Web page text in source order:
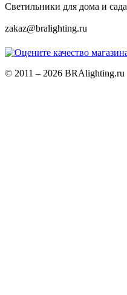
Светильники для дома и сада
zakaz@bralighting.ru
© 2011 – 2026 BRAlighting.ru